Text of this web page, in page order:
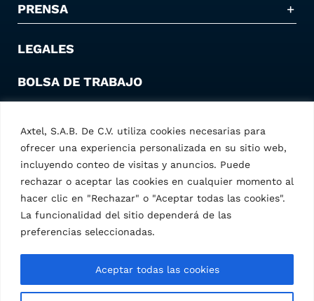
Axtel, S.A.B. De C.V. utiliza cookies necesarias para
ofrecer una experiencia personalizada en su sitio web,
incluyendo conteo de visitas y anuncios. Puede
rechazar o aceptar las cookies en cualquier momento al
hacer clic en "Rechazar" o "Aceptar todas las cookies".
La funcionalidad del sitio dependerá de las
preferencias seleccionadas.
Aceptar todas las cookies
PRENSA
LEGALES
BOLSA DE TRABAJO
Contáctanos
Axtel S.A.B. de C.V. – © 2025 Todos los derechos